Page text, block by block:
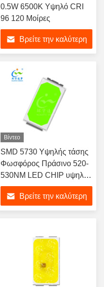
0.5W 6500K Υψηλό CRI
96 120 Μοίρες
Βρείτε την καλύτερη
Βίντεο
SMD 5730 Υψηλής τάσης
Φωσφόρος Πράσινο 520-
530NM LED CHIP υψηλής
φωτεινότητας
Βρείτε την καλύτερη